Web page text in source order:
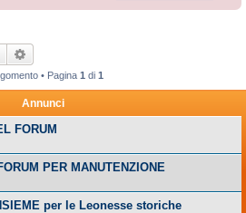
Cerca
• Pagina 1 di 1
Annunci
FORUM
PER MANUTENZIONE
per le Leonesse storiche